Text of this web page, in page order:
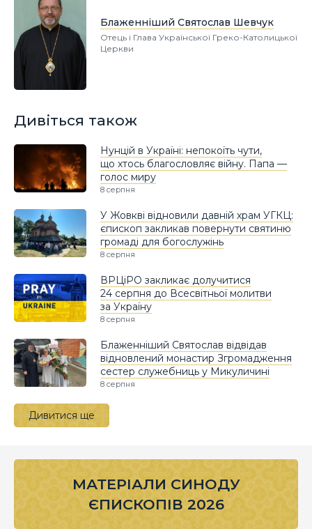
Блаженніший Святослав Шевчук
Отець і Глава Української Греко-Католицької
Церкви
Дивіться також
Нунцій в Україні: непокоїть чути,
що хтось благословляє війну. Папа —
голос миру
8 серпня
У Жовкві відновили давній храм УГКЦ:
єпископ закликав повернути святиню
громаді для богослужінь
8 серпня
ВРЦіРО закликає долучитися
24 серпня до Всесвітньої молитви
за Україну
8 серпня
Блаженніший Святослав відвідав
відновлений монастир Згромадження
сестер служебниць у Микуличині
8 серпня
Дивитися ще
МАТЕРІАЛИ СИНОДУ
ЄПИСКОПІВ 2026